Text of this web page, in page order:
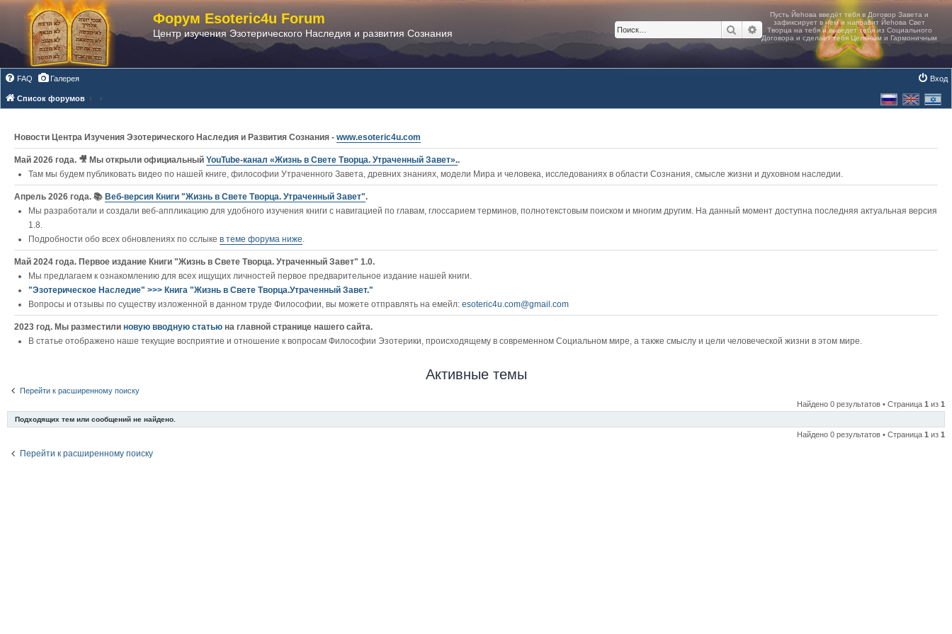
Форум Esoteric4u Forum
Центр изучения Эзотерического Наследия и развития Сознания Поиск Расширенный поиск
FAQ Галерея Вход
Список форумов
Новости Центра Изучения Эзотерического Наследия и Развития Сознания - www.esoteric4u.com
Май 2026 года. 🎥 Мы открыли официальный YouTube‑канал «Жизнь в Свете Творца. Утраченный Завет»..
Там мы будем публиковать видео по нашей книге, философии Утраченного Завета, древних знаниях, модели Мира и человека, исследованиях в области Сознания, смысле жизни и духовном наследии.
Апрель 2026 года. 📚 Веб-версия Книги "Жизнь в Свете Творца. Утраченный Завет".
Мы разработали и создали веб-аппликацию для удобного изучения книги c навигацией по главам, глоссарием терминов, полнотекстовым поиском и многим другим. На данный момент доступна последняя актуальная версия
1.8.
Подробности обо всех обновлениях по сслыке в теме форума ниже.
Май 2024 года. Первое издание Книги "Жизнь в Свете Творца. Утраченный Завет" 1.0.
Мы предлагаем к ознакомлению для всех ищущих личностей первое предварительное издание нашей книги.
"Эзотерическое Наследие" >>> Книга "Жизнь в Свете Творца.Утраченный Завет."
Вопросы и отзывы по существу изложенной в данном труде Философии, вы можете отправлять на емейл: esoteric4u.com@gmail.com
2023 год. Мы разместили новую вводную статью на главной странице нашего сайта.
В статье отображено наше текущие восприятие и отношение к вопросам Философии Эзотерики, происходящему в современном Социальном мире, а также смыслу и цели человеческой жизни в этом мире.
Активные темы
Перейти к расширенному поиску
Найдено 0 результатов • Страница 1 из 1
Подходящих тем или сообщений не найдено.
Найдено 0 результатов • Страница 1 из 1
Перейти к расширенному поиску